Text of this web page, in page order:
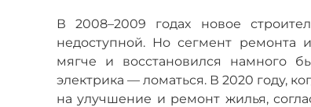
В 2008–2009 годах новое
недоступной. Но сегмент ремонта
мягче и восстановился намного
электрика — ломаться. В 2020 году,
на улучшение и ремонт жилья,